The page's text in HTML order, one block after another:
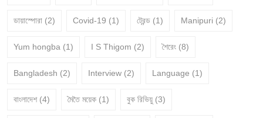
ডায়াস্পোরা (2) Covid-19 (1) ট্রেন্ড (1) Manipuri (2)
Yum hongba (1) I S Thigom (2) শৈরেং (8)
Bangladesh (2) Interview (2) Language (1)
বাংলাদেশ (4) মৈতৈ ময়েক (1) বুক রিভিয়ু (3)